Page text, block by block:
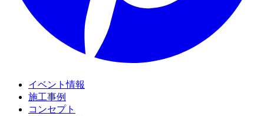
イベント情報
施工事例
コンセプト